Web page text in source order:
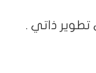
تطوير ذاتي .